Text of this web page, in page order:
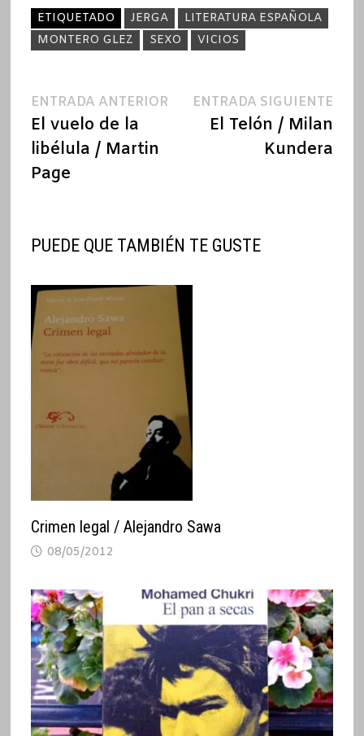
ETIQUETADO JERGA
LITERATURA ESPAÑOLA
MONTERO GLEZ
SEXO VICIOS
Navegación
de
entradas
ENTRADA ANTERIOREntrada
anterior:
El vuelo de la
libélula / Martin
Page
ENTRADA SIGUIENTE
El Telón / Milan
Kundera
PUEDE QUE TAMBIÉN TE GUSTE
Crimen legal / Alejandro Sawa
08/05/2012